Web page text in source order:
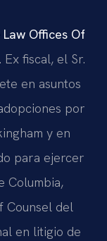
Offices Of
fiscal, el Sr.
en asuntos
por
y en
para ejercer
Columbia,
Counsel del
en litigio de